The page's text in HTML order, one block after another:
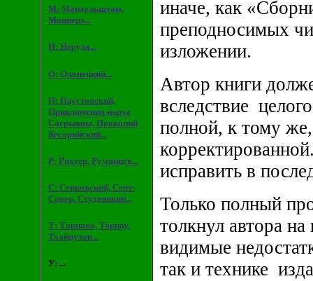
М: Мандельштам,
Монперэ...
Н: Неруда...
О: Олонецкий...
П: Паустовский,
Приключения нарта
Сасрыквы, Прокопий
Кесарийский...
Р: Рихтер, Румянцев...
С: Сенковский, Сент-
Совер, Студеникин...
Т: Тарнава, Торнау,
Тхайцухов...
У: ...
иначе, как
преподносимых
изложении.
Автор книги
вследствие
полной, к тому
исправить в
Только полный
толкнул автора
видимые
так и технике